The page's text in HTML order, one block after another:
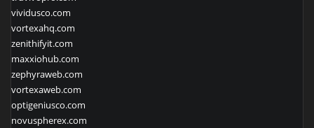
vividusco.com
vortexahq.com
zenithifyit.com
maxxiohub.com
zephyraweb.com
vortexaweb.com
optigeniusco.com
novuspherex.com